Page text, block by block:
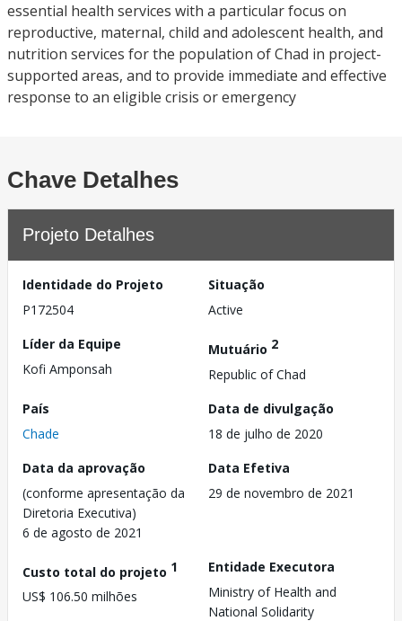
essential health services with a particular focus on
reproductive, maternal, child and adolescent health, and
nutrition services for the population of Chad in project-
supported areas, and to provide immediate and effective
response to an eligible crisis or emergency
Chave Detalhes
Projeto Detalhes
Identidade do Projeto
P172504
Situação
Active
Líder da Equipe
Kofi Amponsah
Mutuário 2
Republic of Chad
País
Chade
Data de divulgação
18 de julho de 2020
Data da aprovação
(conforme apresentação da
Diretoria Executiva)
6 de agosto de 2021
Data Efetiva
29 de novembro de 2021
Custo total do projeto 1
US$ 106.50 milhões
Entidade Executora
Ministry of Health and
National Solidarity